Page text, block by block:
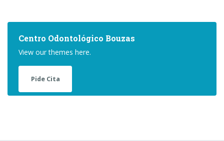
Centro Odontológico Bouzas
View our themes here.
Pide Cita